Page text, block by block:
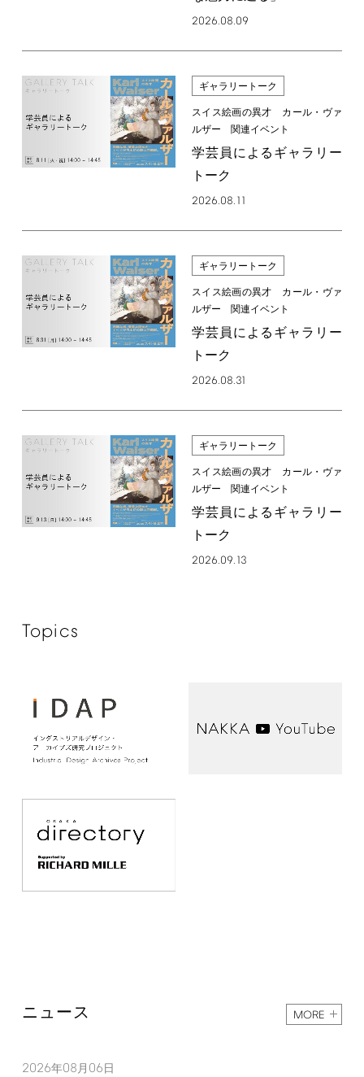
2026.08.09
ギャラリートーク
スイス絵画の異才 カール・ヴァ
ルザー 関連イベント
学芸員によるギャラリー
トーク
2026.08.11
ギャラリートーク
スイス絵画の異才 カール・ヴァ
ルザー 関連イベント
学芸員によるギャラリー
トーク
2026.08.31
ギャラリートーク
スイス絵画の異才 カール・ヴァ
ルザー 関連イベント
学芸員によるギャラリー
トーク
2026.09.13
Topics
ニュース MORE
2026年08月 06日